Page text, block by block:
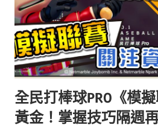
全民打棒球PRO《模
黃金！掌握技巧隔週